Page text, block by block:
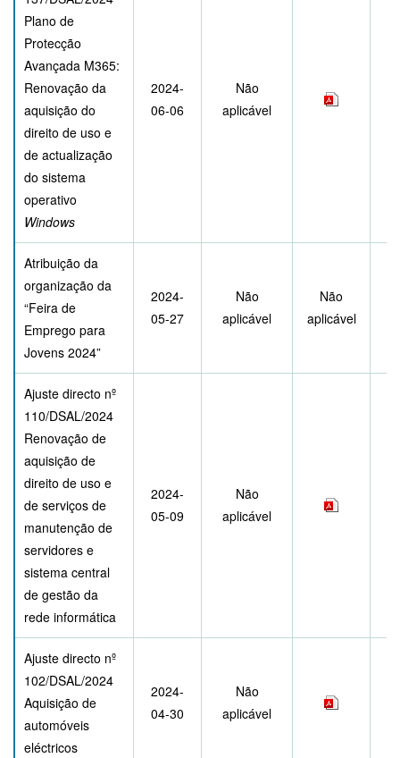
Plano de
Protecção
Avançada M365:
Renovação da
aquisição do
direito de uso e
de actualização
do sistema
operativo
Windows
2024-
06-06
Não
aplicável
Atribuição da
organização da
“Feira de
Emprego para
Jovens 2024”
2024-
05-27
Não
aplicável
Não
aplicável
Ajuste directo nº
110/DSAL/2024
Renovação de
aquisição de
direito de uso e
de serviços de
manutenção de
servidores e
sistema central
de gestão da
rede informática
2024-
05-09
Não
aplicável
Ajuste directo nº
102/DSAL/2024
Aquisição de
automóveis
eléctricos
2024-
04-30
Não
aplicável